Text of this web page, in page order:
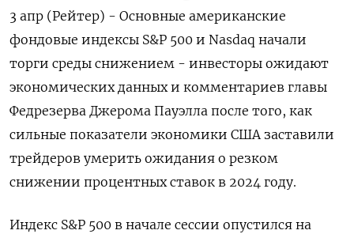
3 апр (Рейтер) - Основные американские
фондовые индексы S&P 500 и Nasdaq начали
торги среды снижением - инвесторы ожидают
экономических данных и комментариев главы
Федрезерва Джерома Пауэлла после того, как
сильные показатели экономики США заставили
трейдеров умерить ожидания о резком
снижении процентных ставок в 2024 году.
Индекс S&P 500 в начале сессии опустился на